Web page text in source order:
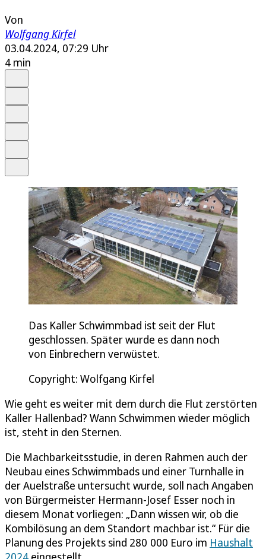
Von
Wolfgang Kirfel
03.04.2024, 07:29 Uhr
4 min
Das Kaller Schwimmbad ist seit der Flut
geschlossen. Später wurde es dann noch
von Einbrechern verwüstet.
Copyright: Wolfgang Kirfel
Wie geht es weiter mit dem durch die Flut zerstörten
Kaller Hallenbad? Wann Schwimmen wieder möglich
ist, steht in den Sternen.
Die Machbarkeitsstudie, in deren Rahmen auch der
Neubau eines Schwimmbads und einer Turnhalle in
der Auelstraße untersucht wurde, soll nach Angaben
von Bürgermeister Hermann-Josef Esser noch in
diesem Monat vorliegen: „Dann wissen wir, ob die
Kombilösung an dem Standort machbar ist.“ Für die
Planung des Projekts sind 280 000 Euro im Haushalt